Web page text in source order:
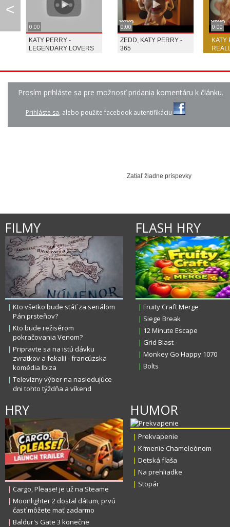
CHRISTMAS SONG - PI... SIA - THE GREATEST IMT SMILE - LEN
JENNIFER
<
0:00
KATY PERRY -
LEGENDARY LOVERS
0:00
ZEDD, KATY PERRY -
365
0:00
KATY
Prosím prihláste sa pre možnosť pridania komentáru k článku.
Prihláste sa, alebo použite facebook autentifikáciu
Zatiaľ žiadne príspevky
FILMY
| Kto všetko bude stáť za seriálom
Pán prsteňov?
| Kto bude režisérom
pokračovania Venom?
| Pripravte sa na istú dávku
zvratkov a fekalií - francúzska
komédia Ibiza
| Televízny výber na nasledujúce
dni tohto týždňa a víkend
FLASH HRY
| Fruity Craft Merge
| Siege Break
| 12 Minute Escape
| Grid Blast
| Monkey Go Happy 1070
| Bolts
HRY
| Cargo, Please! je už na Steame
| Moonlighter 2 dostal dátum, prvú
časť môžete mať zadarmo
| Baldur's Gate 3 konečne
HUMOR
| Prekvapenie
| Kŕmenie Chameleónom
| Detská fľaša
| Na prehliadke
| Stopár